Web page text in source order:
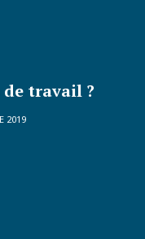
de travail ?
2019